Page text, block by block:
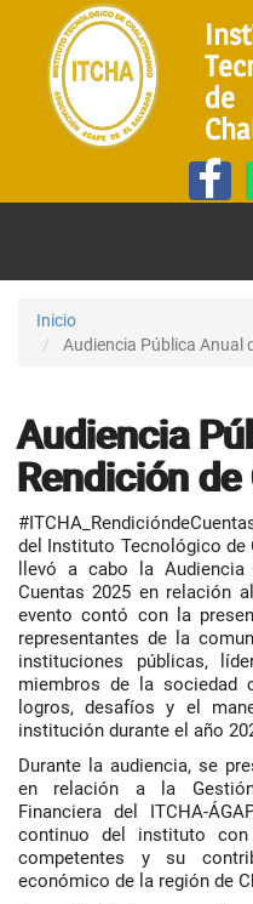
de
Inicio
Audiencia Pública Anual
Audiencia
Rendición
del Instituto Tecnológico de
llevó a cabo la
Cuentas 2025 en relación
evento contó con la
representantes de la
instituciones públicas,
miembros de la sociedad
logros, desafíos y el
institución durante el año
Durante la audiencia, se
en relación a la
Financiera del ITCHA-
continuo del instituto
competentes y su
económico de la región de